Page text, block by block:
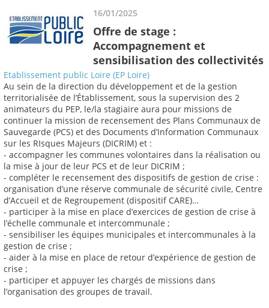
16/01/2025
Offre de stage :
Accompagnement et
sensibilisation des collectivités
Etablissement public Loire (EP Loire)
Au sein de la direction du développement et de la gestion
territorialisée de l’Établissement, sous la supervision des 2
animateurs du PEP, le/la stagiaire aura pour missions de
continuer la mission de recensement des Plans Communaux de
Sauvegarde (PCS) et des Documents d’Information Communaux
sur les RIsques Majeurs (DICRIM) et :
- accompagner les communes volontaires dans la réalisation ou
la mise à jour de leur PCS et de leur DICRIM ;
- compléter le recensement des dispositifs de gestion de crise :
organisation d’une réserve communale de sécurité civile, Centre
d’Accueil et de Regroupement (dispositif CARE)…
- participer à la mise en place d’exercices de gestion de crise à
l’échelle communale et intercommunale ;
- sensibiliser les équipes municipales et intercommunales à la
gestion de crise ;
- aider à la mise en place de retour d’expérience de gestion de
crise ;
- participer et appuyer les chargés de missions dans
l’organisation des groupes de travail.